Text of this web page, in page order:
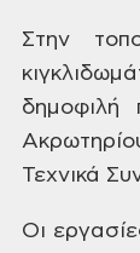
Στην
δημοφιλή
Τεχνικά
Οι